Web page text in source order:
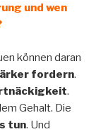
und wen
können daran
fordern.
.
Gehalt. Die
tun. Und